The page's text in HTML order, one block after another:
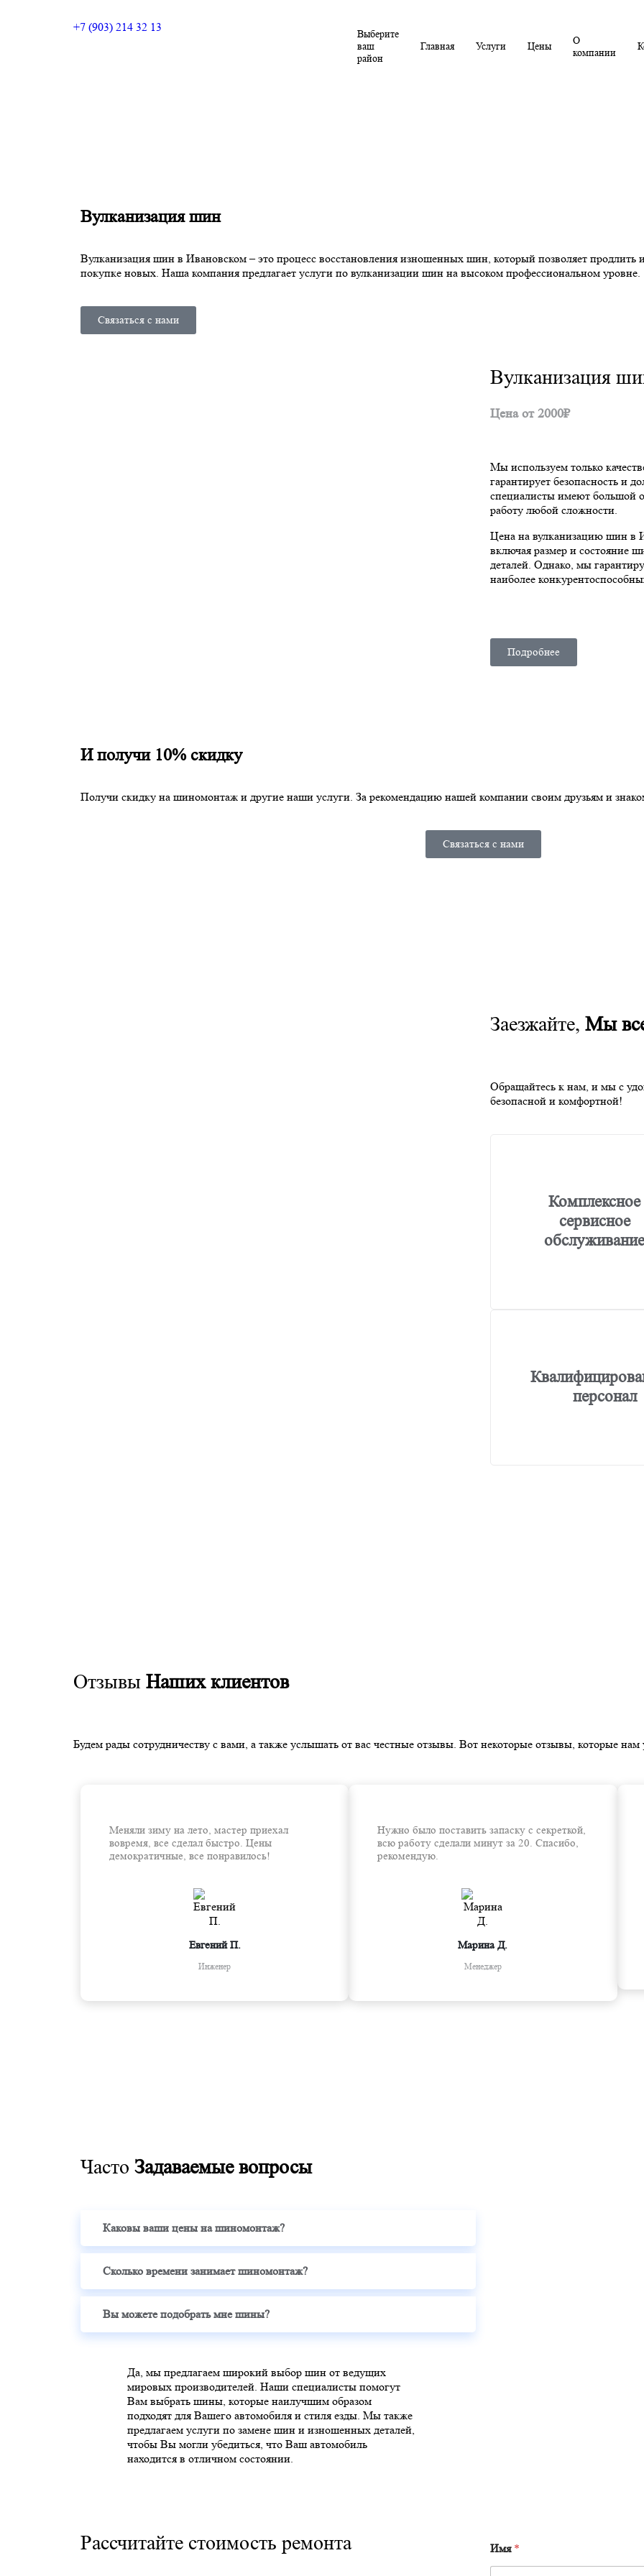
+7 (903) 214 32 13
Выберите
ваш
район
Главная Услуги Цены
О
компании
Вулканизация шин
Вулканизация шин в Ивановском – это процесс восстановления изношенных шин, который позволяет продлить
покупке новых. Наша компания предлагает услуги по вулканизации шин на высоком профессиональном уровне.
Связаться с нами
Вулканизация
Цена от 2000₽
Мы используем только
гарантирует безопасность и
специалисты имеют большой
работу любой сложности.
Цена на вулканизацию шин в
включая размер и состояние
деталей. Однако, мы
наиболее
Подробнее
И получи 10% скидку
Получи скидку на шиномонтаж и другие наши услуги. За рекомендацию нашей компании своим друзьям и
Связаться с нами
Заезжайте, Мы
Обращайтесь к нам, и мы с
безопасной и комфортной!
Комплексное
сервисное
обслуживание
персонал
Отзывы Наших клиентов
Будем рады сотрудничеству с вами, а также услышать от вас честные отзывы. Вот некоторые отзывы, которые нам
Меняли зиму на лето, мастер приехал
вовремя, все сделал быстро. Цены
демократичные, все понравилось!
Евгений П.
Инженер
Нужно было поставить запаску с секреткой,
всю работу сделали минут за 20. Спасибо,
рекомендую.
Марина Д.
Менеджер
Часто Задаваемые вопросы
Каковы ваши цены на шиномонтаж?
Сколько времени занимает шиномонтаж?
Вы можете подобрать мне шины?
Да, мы предлагаем широкий выбор шин от ведущих
мировых производителей. Наши специалисты помогут
Вам выбрать шины, которые наилучшим образом
подходят для Вашего автомобиля и стиля езды. Мы также
предлагаем услуги по замене шин и изношенных деталей,
чтобы Вы могли убедиться, что Ваш автомобиль
находится в отличном состоянии.
Рассчитайте стоимость ремонта Имя *